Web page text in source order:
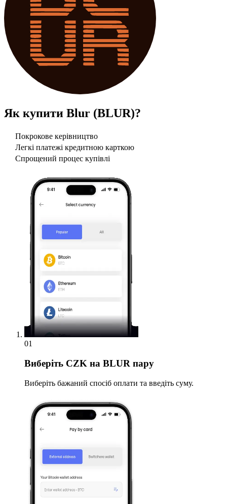
Як купити Blur (BLUR)?
Покрокове керівництво
Легкі платежі кредитною карткою
Спрощений процес купівлі
01
Виберіть CZK на BLUR пару
Виберіть бажаний спосіб оплати та введіть суму.